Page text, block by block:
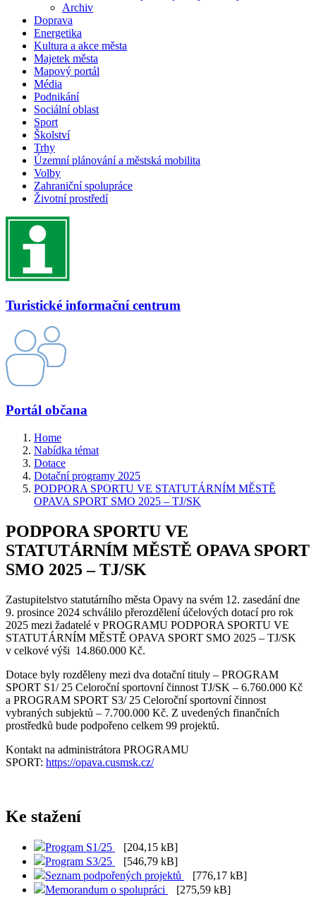
Archiv
Doprava
Energetika
Kultura a akce města
Majetek města
Mapový portál
Média
Podnikání
Sociální oblast
Sport
Školství
Trhy
Územní plánování a městská mobilita
Volby
Zahraniční spolupráce
Životní prostředí
Turistické informační centrum
Portál občana
Home
Nabídka témat
Dotace
Dotační programy 2025
PODPORA SPORTU VE STATUTÁRNÍM MĚSTĚ
OPAVA SPORT SMO 2025 – TJ/SK
PODPORA SPORTU VE
STATUTÁRNÍM MĚSTĚ OPAVA SPORT
SMO 2025 – TJ/SK
Zastupitelstvo statutárního města Opavy na svém 12. zasedání dne
9. prosince 2024 schválilo přerozdělení účelových dotací pro rok
2025 mezi žadatelé v PROGRAMU PODPORA SPORTU VE
STATUTÁRNÍM MĚSTĚ OPAVA SPORT SMO 2025 – TJ/SK
v celkové výši 14.860.000 Kč.
Dotace byly rozděleny mezi dva dotační tituly – PROGRAM
SPORT S1/ 25 Celoroční sportovní činnost TJ/SK – 6.760.000 Kč
a PROGRAM SPORT S3/ 25 Celoroční sportovní činnost
vybraných subjektů – 7.700.000 Kč. Z uvedených finančních
prostředků bude podpořeno celkem 99 projektů.
Kontakt na administrátora PROGRAMU
SPORT: https://opava.cusmsk.cz/
Ke stažení
Program S1/25
[204,15 kB]
Program S3/25
[546,79 kB]
Seznam podpořených projektů
[776,17 kB]
Memorandum o spolupráci
[275,59 kB]